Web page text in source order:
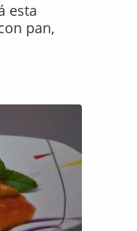
esta
pan,